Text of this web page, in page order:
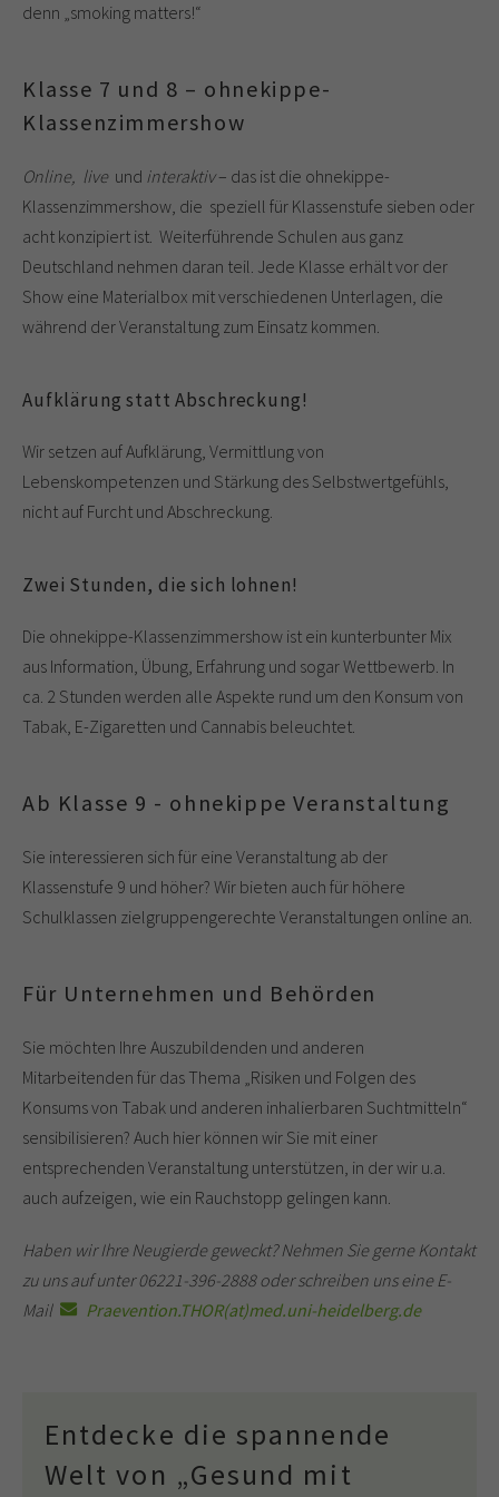
denn „smoking matters!“
Klasse 7 und 8 – ohnekippe-
Klassenzimmershow
Online, live und interaktiv– das ist die ohnekippe-
Klassenzimmershow, die speziell für Klassenstufe sieben oder
acht konzipiert ist. Weiterführende Schulen aus ganz
Deutschland nehmen daran teil. Jede Klasse erhält vor der
Show eine Materialbox mit verschiedenen Unterlagen, die
während der Veranstaltung zum Einsatz kommen.
Aufklärung statt Abschreckung!
Wir setzen auf Aufklärung, Vermittlung von
Lebenskompetenzen und Stärkung des Selbstwertgefühls,
nicht auf Furcht und Abschreckung.
Zwei Stunden, die sich lohnen!
Die ohnekippe-Klassenzimmershow ist ein kunterbunter Mix
aus Information, Übung, Erfahrung und sogar Wettbewerb. In
ca. 2 Stunden werden alle Aspekte rund um den Konsum von
Tabak, E-Zigaretten und Cannabis beleuchtet.
Ab Klasse 9 - ohnekippe Veranstaltung
Sie interessieren sich für eine Veranstaltung ab der
Klassenstufe 9 und höher? Wir bieten auch für höhere
Schulklassen zielgruppengerechte Veranstaltungen online an.
Für Unternehmen und Behörden
Sie möchten Ihre Auszubildenden und anderen
Mitarbeitenden für das Thema „Risiken und Folgen des
Konsums von Tabak und anderen inhalierbaren Suchtmitteln“
sensibilisieren? Auch hier können wir Sie mit einer
entsprechenden Veranstaltung unterstützen, in der wir u.a.
auch aufzeigen, wie ein Rauchstopp gelingen kann.
Haben wir Ihre Neugierde geweckt? Nehmen Sie gerne Kontakt
zu uns auf unter 06221-396-2888 oder schreiben uns eine E-
Mail
Praevention.THOR(at)med.uni-heidelberg.de
Entdecke die spannende
Welt von „Gesund mit